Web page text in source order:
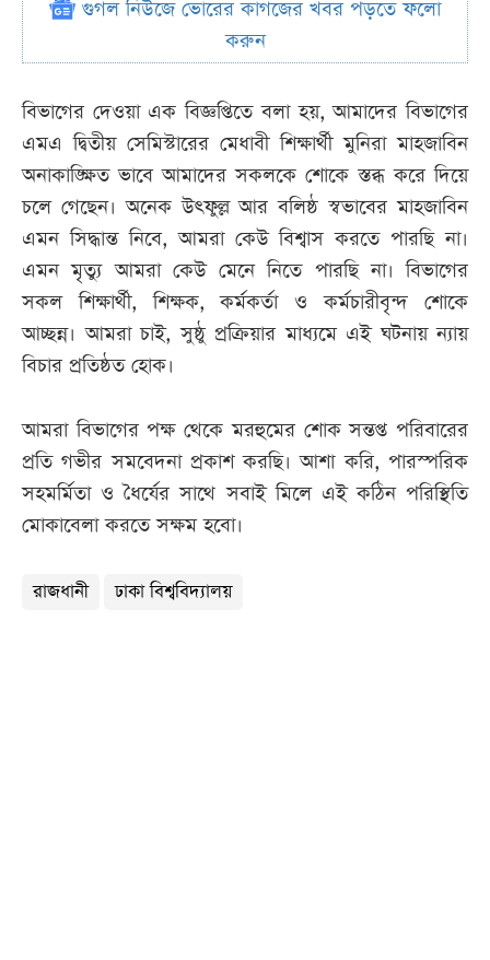
গুগল নিউজে ভোরের কাগজের খবর পড়তে ফলো
করুন
বিভাগের দেওয়া এক বিজ্ঞপ্তিতে বলা হয়, আমাদের বিভাগের
এমএ দ্বিতীয় সেমিস্টারের মেধাবী শিক্ষার্থী মুনিরা মাহজাবিন
অনাকাঙ্ক্ষিত ভাবে আমাদের সকলকে শোকে স্তব্ধ করে দিয়ে
চলে গেছেন। অনেক উৎফুল্ল আর বলিষ্ঠ স্বভাবের মাহজাবিন
এমন সিদ্ধান্ত নিবে, আমরা কেউ বিশ্বাস করতে পারছি না।
এমন মৃত্যু আমরা কেউ মেনে নিতে পারছি না। বিভাগের
সকল শিক্ষার্থী, শিক্ষক, কর্মকর্তা ও কর্মচারীবৃন্দ শোকে
আচ্ছন্ন। আমরা চাই, সুষ্ঠু প্রক্রিয়ার মাধ্যমে এই ঘটনায় ন্যায়
বিচার প্রতিষ্ঠত হোক।
আমরা বিভাগের পক্ষ থেকে মরহুমের শোক সন্তপ্ত পরিবারের
প্রতি গভীর সমবেদনা প্রকাশ করছি। আশা করি, পারস্পরিক
সহমর্মিতা ও ধৈর্যের সাথে সবাই মিলে এই কঠিন পরিস্থিতি
মোকাবেলা করতে সক্ষম হবো।
রাজধানী ঢাকা বিশ্ববিদ্যালয়